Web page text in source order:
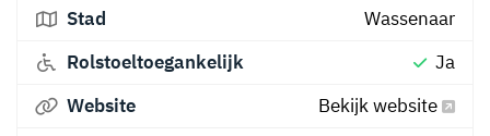
Stad
Wassenaar
Rolstoeltoegankelijk
Ja
Website
Bekijk website